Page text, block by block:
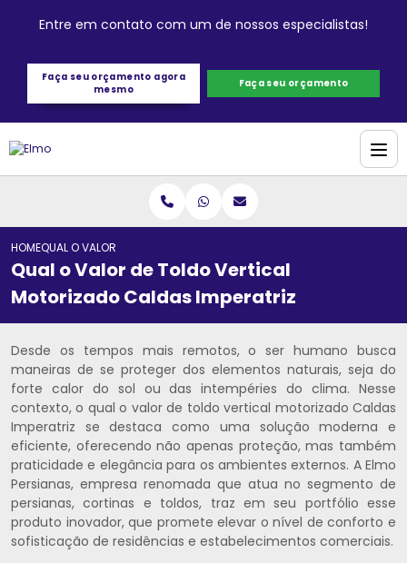
Entre em contato com um de nossos especialistas!
Faça seu orçamento agora
mesmo
Faça seu orçamento
HOMEQUAL O VALOR DE TOLDO VERTICAL MOTORIZADO CALDAS IMPERATRIZ
Qual o Valor de Toldo Vertical
Motorizado Caldas Imperatriz
Desde os tempos mais remotos, o ser humano busca
maneiras de se proteger dos elementos naturais, seja do
forte calor do sol ou das intempéries do clima. Nesse
contexto, o qual o valor de toldo vertical motorizado Caldas
Imperatriz se destaca como uma solução moderna e
eficiente, oferecendo não apenas proteção, mas também
praticidade e elegância para os ambientes externos. A Elmo
Persianas, empresa renomada que atua no segmento de
persianas, cortinas e toldos, traz em seu portfólio esse
produto inovador, que promete elevar o nível de conforto e
sofisticação de residências e estabelecimentos comerciais.